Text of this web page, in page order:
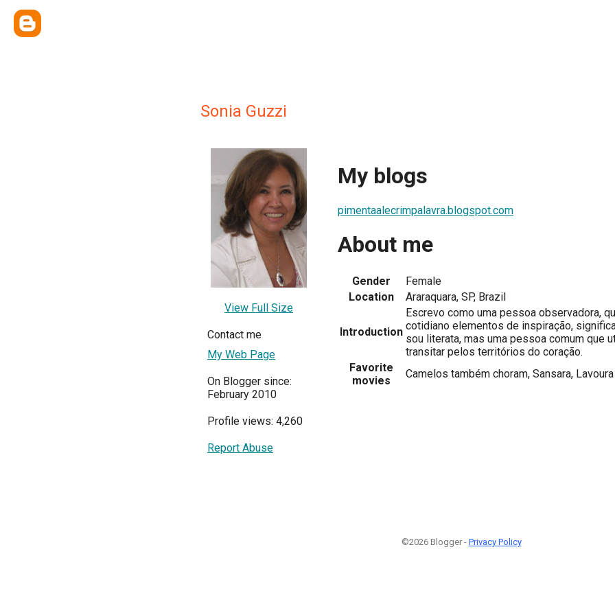
Sonia Guzzi
View Full Size
Contact me
My Web Page
On Blogger since:
February 2010
Profile views: 4,260
Report Abuse
My blogs
pimentaalecrimpalavra.blogspot.com
About me
Gender
Female
Location
Araraquara, SP, Brazil
Introduction
Escrevo como uma pessoa observadora,
cotidiano elementos de inspiração,
sou literata, mas uma pessoa comum que
transitar pelos territórios do coração.
Favorite
movies
Camelos também choram, Sansara,
©2026 Blogger - Privacy Policy